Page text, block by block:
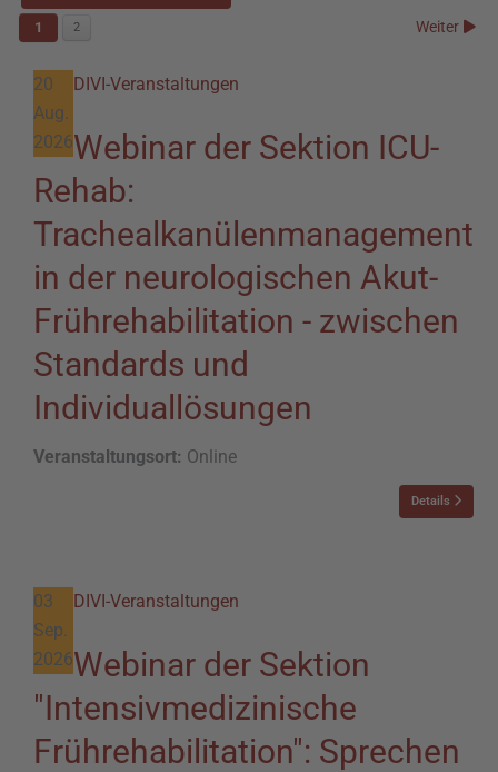
1 2 Weiter
20
Aug.
2026
DIVI-Veranstaltungen
Webinar der Sektion ICU-
Rehab:
Trachealkanülenmanagement
in der neurologischen Akut-
Frührehabilitation - zwischen
Standards und
Individuallösungen
Veranstaltungsort: Online
Details
03
Sep.
2026
DIVI-Veranstaltungen
Webinar der Sektion
"Intensivmedizinische
Frührehabilitation": Sprechen